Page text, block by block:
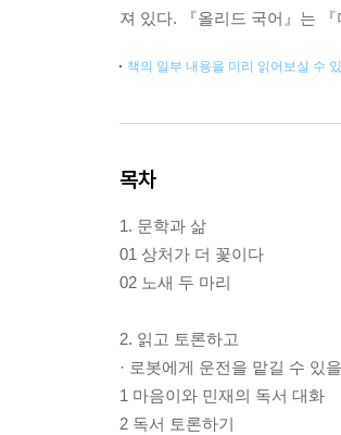
져 있다. 『올리드 국어』는
책의 일부 내용을 미리 읽어보실 수
목차
1. 문학과 삶
01 상처가 더 꽃이다
02 노새 두 마리
2. 읽고 토론하고
· 로봇에게 운전을 맡길 수 있
1 마음이와 민재의 독서 대화
2 독서 토론하기